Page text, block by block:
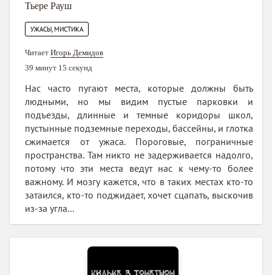
Тьере Рауш
УЖАСЫ, МИСТИКА
Читает Игорь Демидов
39 минут 15 секунд
Нас часто пугают места, которые должны быть
людными, но мы видим пустые парковки и
подъезды, длинные и темные коридоры школ,
пустынные подземные переходы, бассейны, и глотка
сжимается от ужаса. Пороговые, пограничные
пространства. Там никто не задерживается надолго,
потому что эти места ведут нас к чему-то более
важному. И мозгу кажется, что в таких местах кто-то
затаился, кто-то поджидает, хочет сцапать, выскочив
из-за угла...